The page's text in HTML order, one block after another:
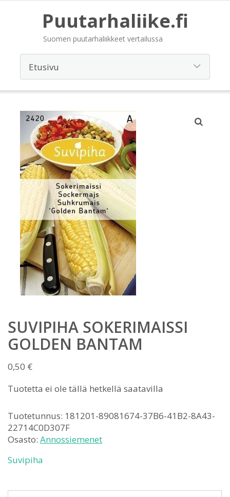
Puutarhaliike.fi
Suomen puutarhaliikkeet vertailussa
SUVIPIHA SOKERIMAISSI
GOLDEN BANTAM
0,50 €
Tuotetta ei ole tällä hetkellä saatavilla
Tuotetunnus: 181201-89081674-37B6-41B2-8A43-
22714C0D307F
Osasto: Annossiemenet
Suvipiha